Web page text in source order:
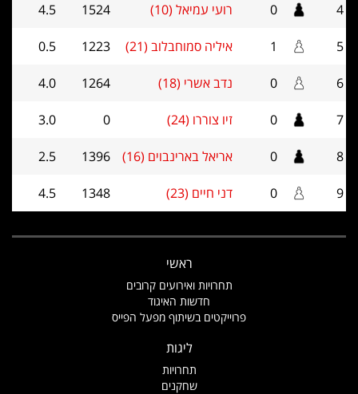
4
0 רועי עמיאל (10) 1524
4.5
5
1 איליה סמוחבלוב (21) 1223
0.5
6
0 נדב אשרי (18) 1264
4.0
7
0 זיו צוררו (24) 0
3.0
8
0 אריאל בארינבוים (16) 1396
2.5
9
0 דני חיים (23) 1348
4.5
ראשי
תחרויות ואירועים קרובים
חדשות האיגוד
פרוייקטים בשיתוף מפעל הפייס
ליגות
תחרויות
שחקנים